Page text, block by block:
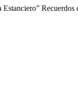
Recuerdos